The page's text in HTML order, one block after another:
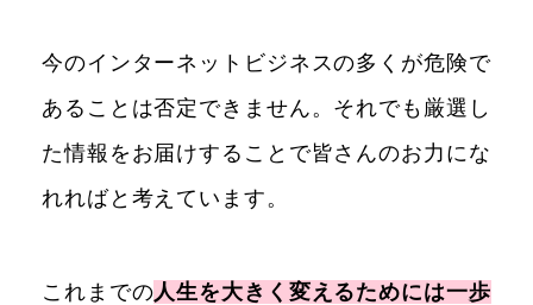
今のインターネットビジネスの多くが危険で
あることは否定できません。それでも厳選し
た情報をお届けすることで皆さんのお力にな
れればと考えています。
これまでの人生を大きく変えるためには一歩